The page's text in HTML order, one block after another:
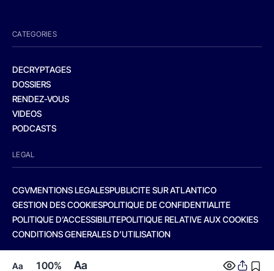
Aa 100% Aa
CATEGORIES
DECRYPTAGES
DOSSIERS
RENDEZ-VOUS
VIDEOS
PODCASTS
LEGAL
CGVMENTIONS LEGALESPUBLICITE SUR ATLANTICO
GESTION DES COOKIESPOLITIQUE DE CONFIDENTIALITE
POLITIQUE D’ACCESSIBILITEPOLITIQUE RELATIVE AUX COOKIES
CONDITIONS GENERALES D’UTILISATION